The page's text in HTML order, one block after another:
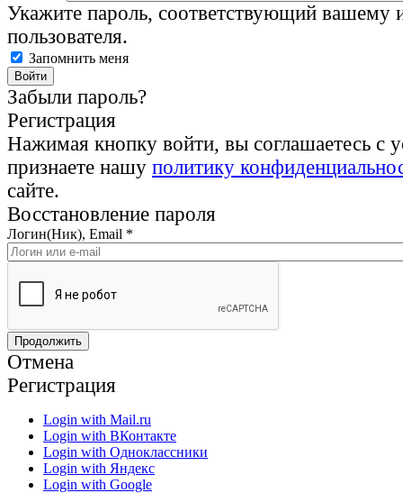
Укажите пароль, соответствующий вашему
пользователя.
Запомнить меня
Забыли пароль?
Регистрация
Нажимая кнопку войти, вы соглашаетесь с
признаете нашу политику
сайте.
Восстановление пароля
Логин(Ник), Email *
Отмена
Регистрация
Login with Mail.ru
Login with ВКонтакте
Login with Одноклассники
Login with Яндекс
Login with Google